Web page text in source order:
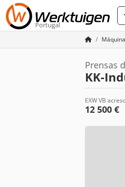
Portugal
Prensas
KK-
EXW VB
12 500 €